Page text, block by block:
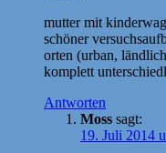
mutter mit
schöner
orten (urban,
komplett
Antworten
Moss sagt:
19. Juli 2014